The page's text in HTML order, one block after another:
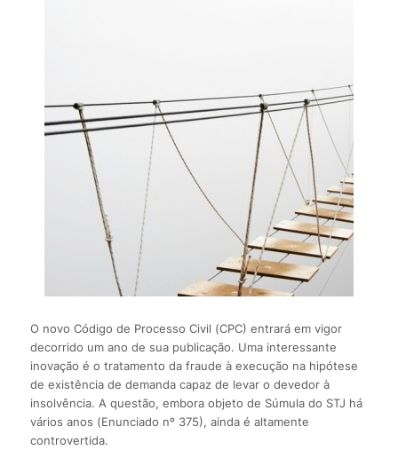
O novo Código de Processo Civil (CPC) entrará em vigor
decorrido um ano de sua publicação. Uma interessante
inovação é o tratamento da fraude à execução na hipótese
de existência de demanda capaz de levar o devedor à
insolvência. A questão, embora objeto de Súmula do STJ há
vários anos (Enunciado nº 375), ainda é altamente
controvertida.